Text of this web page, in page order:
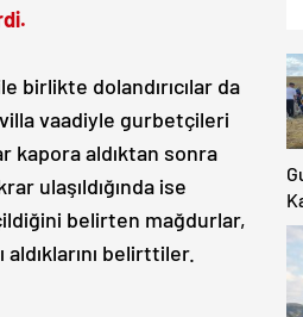
birlikte dolandırıcılar da
vaadiyle gurbetçileri
kapora aldıktan sonra
ulaşıldığında ise
belirten mağdurlar,
belirttiler.